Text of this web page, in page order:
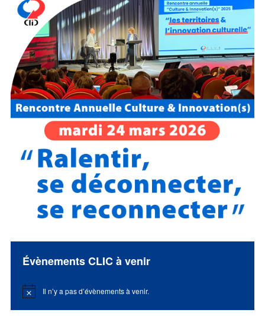
Évènements CLIC à venir
Notice Il n’y a pas d’évènements à venir.